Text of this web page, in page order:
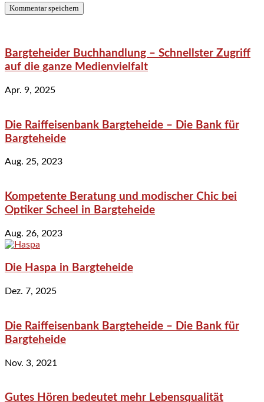
Bargteheider Buchhandlung – Schnellster Zugriff
auf die ganze Medienvielfalt
Apr. 9, 2025
Die Raiffeisenbank Bargteheide – Die Bank für
Bargteheide
Aug. 25, 2023
Kompetente Beratung und modischer Chic bei
Optiker Scheel in Bargteheide
Aug. 26, 2023
Die Haspa in Bargteheide
Dez. 7, 2025
Die Raiffeisenbank Bargteheide – Die Bank für
Bargteheide
Nov. 3, 2021
Gutes Hören bedeutet mehr Lebensqualität